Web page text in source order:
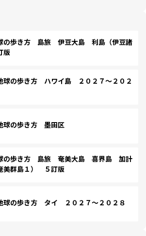
の歩き方 島旅 伊豆大島 利島（伊豆諸
版
の歩き方 ハワイ島 ２０２７～２０２
球の歩き方 墨田区
の歩き方 島旅 奄美大島 喜界島 加計
美群島１） ５訂版
球の歩き方 タイ ２０２７～２０２８